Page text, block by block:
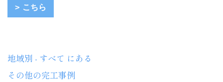
こちら
地域別 - すべて にある
その他の完工事例